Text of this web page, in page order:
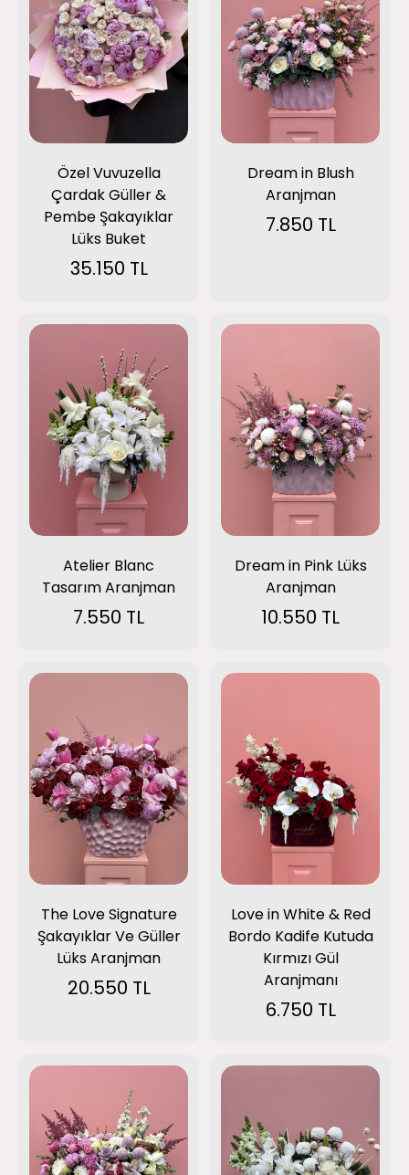
Özel Vuvuzella
Çardak Güller &
Pembe Şakayıklar
Lüks Buket
35.150 TL
Dream in Blush
Aranjman
7.850 TL
Atelier Blanc
Tasarım Aranjman
7.550 TL
Dream in Pink Lüks
Aranjman
10.550 TL
The Love Signature
Şakayıklar Ve Güller
Lüks Aranjman
20.550 TL
Love in White & Red
Bordo Kadife Kutuda
Kırmızı Gül
Aranjmanı
6.750 TL